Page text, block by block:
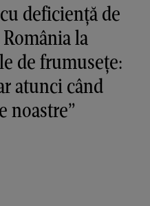
deficiență de
la
de frumusețe:
atunci când
noastre”